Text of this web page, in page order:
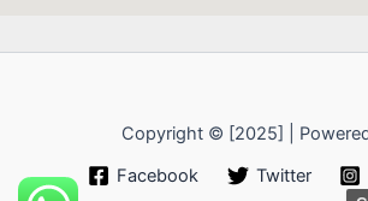
Copyright © [2025] |
Facebook
Twitter